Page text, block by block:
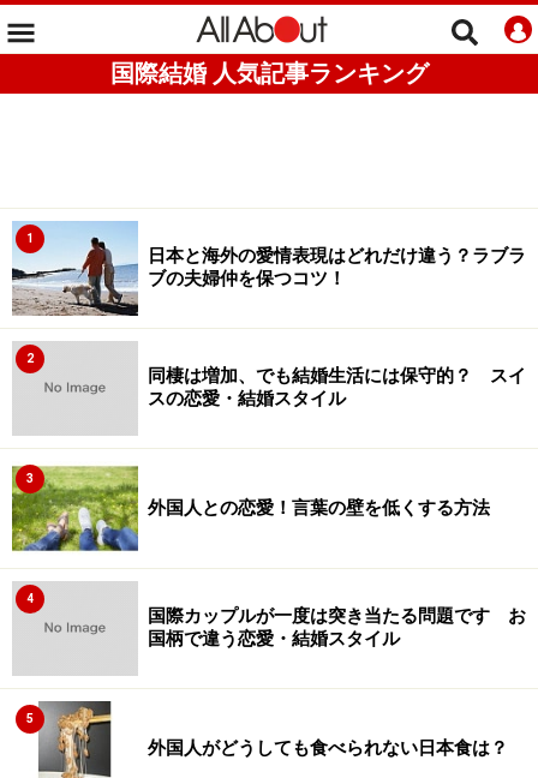
国際結婚 人気記事ランキング
1
日本と海外の愛情表現はどれだけ違う？ラブラ
ブの夫婦仲を保つコツ！
2
同棲は増加、でも結婚生活には保守的？ スイ
スの恋愛・結婚スタイル
3
外国人との恋愛！言葉の壁を低くする方法
4
国際カップルが一度は突き当たる問題です お
国柄で違う恋愛・結婚スタイル
5
外国人がどうしても食べられない日本食は？